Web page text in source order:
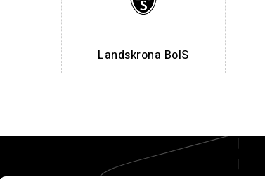
Landskrona BoIS